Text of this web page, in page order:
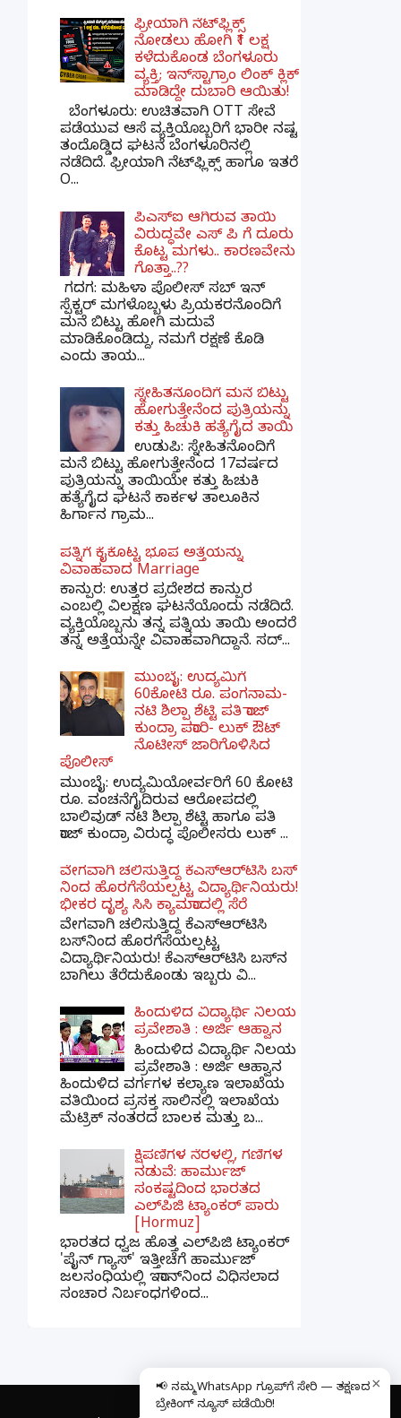
ಫ್ರೀಯಾಗಿ ನೆಟ್‌ಫ್ಲಿಕ್ಸ್
ನೋಡಲು ಹೋಗಿ ₹1 ಲಕ್ಷ
ಕಳೆದುಕೊಂಡ ಬೆಂಗಳೂರು
ವ್ಯಕ್ತಿ; ಇನ್‌ಸ್ಟಾಗ್ರಾಂ ಲಿಂಕ್ ಕ್ಲಿಕ್
ಮಾಡಿದ್ದೇ ದುಬಾರಿ ಆಯಿತು!
ಬೆಂಗಳೂರು: ಉಚಿತವಾಗಿ OTT ಸೇವೆ
ಪಡೆಯುವ ಆಸೆ ವ್ಯಕ್ತಿಯೊಬ್ಬರಿಗೆ ಭಾರೀ ನಷ್ಟ
ತಂದೊಡ್ಡಿದ ಘಟನೆ ಬೆಂಗಳೂರಿನಲ್ಲಿ
ನಡೆದಿದೆ. ಫ್ರೀಯಾಗಿ ನೆಟ್‌ಫ್ಲಿಕ್ಸ್ ಹಾಗೂ ಇತರೆ
O...
ಪಿಎಸ್​ಐ ಆಗಿರುವ ತಾಯಿ
ವಿರುದ್ಧವೇ ಎಸ್ ಪಿ ಗೆ ದೂರು
ಕೊಟ್ಟ ಮಗಳು.. ಕಾರಣವೇನು
ಗೊತ್ತಾ..??
ಗದಗ​: ಮಹಿಳಾ ಪೊಲೀಸ್​ ಸಬ್ ​ಇನ್​
ಸ್ಪೆಕ್ಟರ್​ ಮಗಳೊಬ್ಬಳು ಪ್ರಿಯಕರನೊಂದಿಗೆ
ಮನೆ ಬಿಟ್ಟು ಹೋಗಿ ಮದುವೆ
ಮಾಡಿಕೊಂಡಿದ್ದು, ನಮಗೆ ರಕ್ಷಣೆ ಕೊಡಿ
ಎಂದು ತಾಯ...
ಸ್ನೇಹಿತನೊಂದಿಗೆ ಮನೆ ಬಿಟ್ಟು
ಹೋಗುತ್ತೇನೆಂದ ಪುತ್ರಿಯನ್ನು
ಕತ್ತು ಹಿಚುಕಿ ಹತ್ಯೆಗೈದ ತಾಯಿ
ಉಡುಪಿ: ಸ್ನೇಹಿತನೊಂದಿಗೆ
ಮನೆ ಬಿಟ್ಟು ಹೋಗುತ್ತೇನೆಂದ 17ವರ್ಷದ
ಪುತ್ರಿಯನ್ನು ತಾಯಿಯೇ ಕತ್ತು ಹಿಚುಕಿ
ಹತ್ಯೆಗೈದ ಘಟನೆ ಕಾರ್ಕಳ ತಾಲೂಕಿನ
ಹಿರ್ಗಾನ ಗ್ರಾಮ...
ಪತ್ನಿಗೆ ಕೈಕೊಟ್ಟ ಭೂಪ ಅತ್ತೆಯನ್ನು
ವಿವಾಹವಾದ Marriage
ಕಾನ್ಪುರ: ಉತ್ತರ ಪ್ರದೇಶದ ಕಾನ್ಪುರ
ಎಂಬಲ್ಲಿ ವಿಲಕ್ಷಣ ಘಟನೆಯೊಂದು ನಡೆದಿದೆ.
ವ್ಯಕ್ತಿಯೊಬ್ಬನು ತನ್ನ ಪತ್ನಿಯ ತಾಯಿ ಅಂದರೆ
ತನ್ನ ಅತ್ತೆಯನ್ನೇ ವಿವಾಹವಾಗಿದ್ದಾನೆ. ಸದ್...
ಮುಂಬೈ: ಉದ್ಯಮಿಗೆ
60ಕೋಟಿ ರೂ. ಪಂಗನಾಮ-
ನಟಿ ಶಿಲ್ಪಾ ಶೆಟ್ಟಿ ಪತಿ ರಾಜ್
ಕುಂದ್ರಾ ಪರಾರಿ- ಲುಕ್ ಔಟ್
ನೊಟೀಸ್ ಜಾರಿಗೊಳಿಸಿದ
ಪೊಲೀಸ್
ಮುಂಬೈ: ಉದ್ಯಮಿಯೋರ್ವರಿಗೆ 60 ಕೋಟಿ
ರೂ. ವಂಚನೆಗೈದಿರುವ ಆರೋಪದಲ್ಲಿ
ಬಾಲಿವುಡ್ ನಟಿ ಶಿಲ್ಪಾ ಶೆಟ್ಟಿ ಹಾಗೂ ಪತಿ
ರಾಜ್ ಕುಂದ್ರಾ ವಿರುದ್ಧ ಪೊಲೀಸರು ಲುಕ್ ...
ವೇಗವಾಗಿ ಚಲಿಸುತ್ತಿದ್ದ ಕೆಎಸ್​ಆರ್​ಟಿಸಿ ಬಸ್​
ನಿಂದ ಹೊರಗೆಸೆಯಲ್ಪಟ್ಟ ವಿದ್ಯಾರ್ಥಿನಿಯರು!
ಭೀಕರ ದೃಶ್ಯ ಸಿಸಿ ಕ್ಯಾಮರಾದಲ್ಲಿ ಸೆರೆ
ವೇಗವಾಗಿ ಚಲಿಸುತ್ತಿದ್ದ ಕೆಎಸ್‌ಆರ್‌ಟಿಸಿ
ಬಸ್‌ನಿಂದ ಹೊರಗೆಸೆಯಲ್ಪಟ್ಟ
ವಿದ್ಯಾರ್ಥಿನಿಯರು! ಕೆಎಸ್‌ಆರ್‌ಟಿಸಿ ಬಸ್‌ನ
ಬಾಗಿಲು ತೆರೆದುಕೊಂಡು ಇಬ್ಬರು ವಿ...
ಹಿಂದುಳಿದ ವಿದ್ಯಾರ್ಥಿ ನಿಲಯ
ಪ್ರವೇಶಾತಿ : ಅರ್ಜಿ ಆಹ್ವಾನ
ಹಿಂದುಳಿದ ವಿದ್ಯಾರ್ಥಿ ನಿಲಯ
ಪ್ರವೇಶಾತಿ : ಅರ್ಜಿ ಆಹ್ವಾನ
ಹಿಂದುಳಿದ ವರ್ಗಗಳ ಕಲ್ಯಾಣ ಇಲಾಖೆಯ
ವತಿಯಿಂದ ಪ್ರಸಕ್ತ ಸಾಲಿನಲ್ಲಿ ಇಲಾಖೆಯ
ಮೆಟ್ರಿಕ್ ನಂತರದ ಬಾಲಕ ಮತ್ತು ಬ...
ಕ್ಷಿಪಣಿಗಳ ನೆರಳಲ್ಲಿ, ಗಣಿಗಳ
ನಡುವೆ: ಹಾರ್ಮುಜ್
ಸಂಕಷ್ಟದಿಂದ ಭಾರತದ
ಎಲ್‌ಪಿಜಿ ಟ್ಯಾಂಕರ್ ಪಾರು
[Hormuz]
ಭಾರತದ ಧ್ವಜ ಹೊತ್ತ ಎಲ್‌ಪಿಜಿ ಟ್ಯಾಂಕರ್
'ಪೈನ್ ಗ್ಯಾಸ್' ಇತ್ತೀಚೆಗೆ ಹಾರ್ಮುಜ್
ಜಲಸಂಧಿಯಲ್ಲಿ ಇರಾನ್‌ನಿಂದ ವಿಧಿಸಲಾದ
ಸಂಚಾರ ನಿರ್ಬಂಧಗಳಿಂದ...
×
📢 ನಮ್ಮ WhatsApp ಗ್ರೂಪ್‌ಗೆ ಸೇರಿ — ತಕ್ಷಣದ
ಬ್ರೇಕಿಂಗ್ ನ್ಯೂಸ್ ಪಡೆಯಿರಿ!